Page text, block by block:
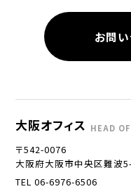
お問
大阪オフィス HEAD
〒542-0076
大阪府大阪市中央区難波
TEL 06-6976-6506